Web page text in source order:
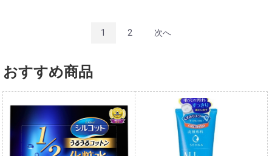
1 2 次へ
おすすめ商品